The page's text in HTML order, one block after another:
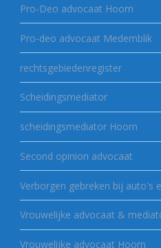
Pro-Deo advocaat Hoorn
Pro-deo advocaat Medemblik
rechtsgebiedenregister
Scheidingsmediator
scheidingsmediator Hoorn
Second opinion advocaat
Verborgen gebreken bij auto's
Vrouwelijke advocaat &
Vrouwelijke advocaat Hoorn